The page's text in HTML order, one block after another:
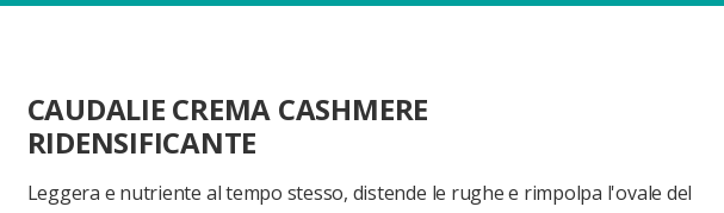
CAUDALIE CREMA CASHMERE
RIDENSIFICANTE
Leggera e nutriente al tempo stesso, distende le rughe e rimpolpa l'ovale del